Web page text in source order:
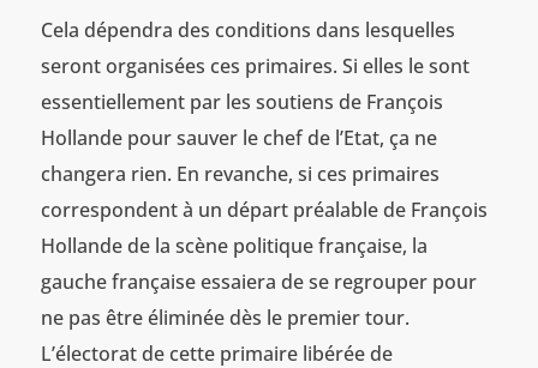
Cela dépendra des conditions dans lesquelles
seront organisées ces primaires. Si elles le sont
essentiellement par les soutiens de François
Hollande pour sauver le chef de l’Etat, ça ne
changera rien. En revanche, si ces primaires
correspondent à un départ préalable de François
Hollande de la scène politique française, la
gauche française essaiera de se regrouper pour
ne pas être éliminée dès le premier tour.
L’électorat de cette primaire libérée de